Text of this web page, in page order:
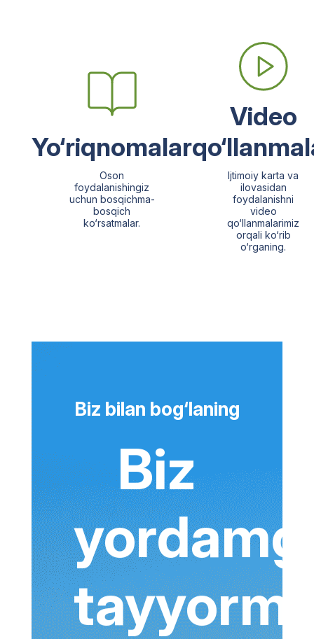
Yo‘riqnomalar
Oson
foydalanishingiz
uchun bosqichma-
bosqich
ko‘rsatmalar.
Video
Ijtimoiy karta va
ilovasidan
foydalanishni
video
qo‘llanmalarimiz
orqali ko‘rib
o‘rganing.
Biz bilan bog‘laning
Biz